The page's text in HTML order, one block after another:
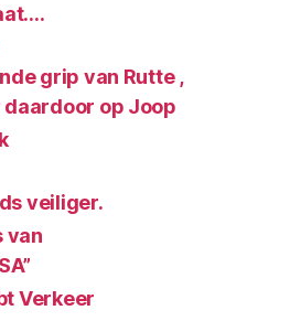
grip van Rutte ,
daardoor op Joop
veiliger.
van
Verkeer